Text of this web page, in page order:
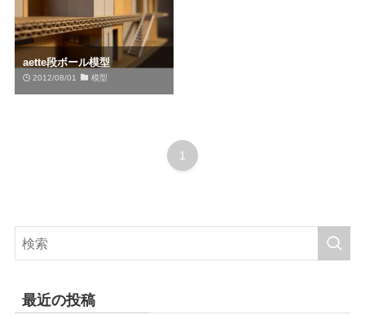
aette段ボール模型
2012/08/01 模型
1
最近の投稿